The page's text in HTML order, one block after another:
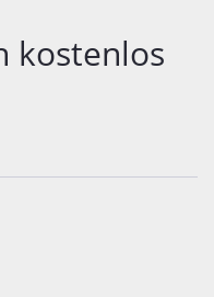
kostenlos